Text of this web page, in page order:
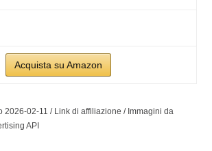
Acquista su Amazon
2026-02-11 / Link di affiliazione / Immagini da
API